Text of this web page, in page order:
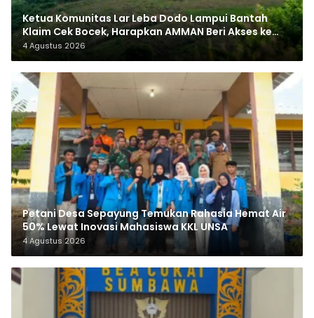
Ketua Komunitas Lar Leba Dodo Lampui Bantah
Klaim Cek Bocek, Harapkan AMMAN Beri Akses ke
Makam Leluhur
4 Agustus 2026
Petani Desa Sepayung Temukan Rahasia Hemat Air
50% Lewat Inovasi Mahasiswa KKL UNSA
4 Agustus 2026